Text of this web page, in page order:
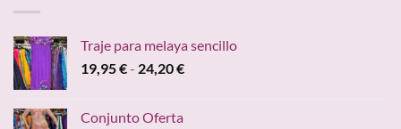
Traje para melaya sencillo
19,95€- 24,20€Rango
Conjunto Oferta